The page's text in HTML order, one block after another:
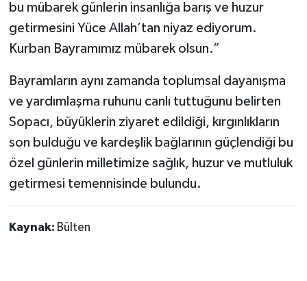
bu mübarek günlerin insanlığa barış ve huzur
getirmesini Yüce Allah’tan niyaz ediyorum.
Kurban Bayramımız mübarek olsun.”
Bayramların aynı zamanda toplumsal dayanışma
ve yardımlaşma ruhunu canlı tuttuğunu belirten
Sopacı, büyüklerin ziyaret edildiği, kırgınlıkların
son bulduğu ve kardeşlik bağlarının güçlendiği bu
özel günlerin milletimize sağlık, huzur ve mutluluk
getirmesi temennisinde bulundu.
Kaynak: Bülten